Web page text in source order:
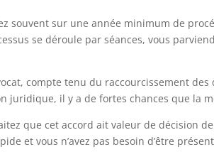
souvent sur une année minimum de
se déroule par séances, vous
compte tenu du raccourcissement
juridique, il y a de fortes chances que la
que cet accord ait valeur de décision
et vous n’avez pas besoin d’être